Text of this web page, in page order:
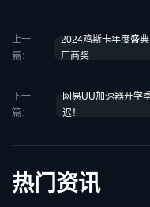
上一
篇：
2024鸡斯卡年度盛
厂商奖
下一
篇：
网易UU加速器开学
迟！
热门资讯